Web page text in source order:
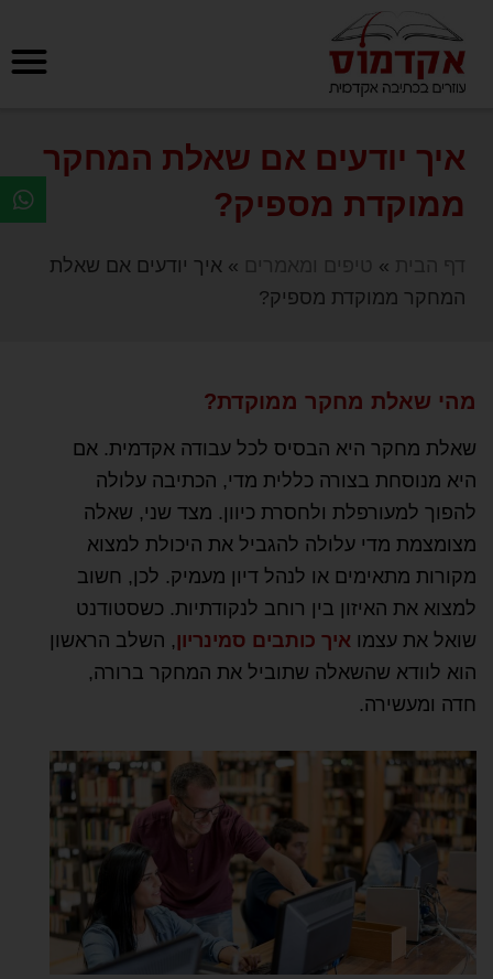
איך יודעים אם שאלת המחקר
ממוקדת מספיק?
»
» איך יודעים אם שאלת
המחקר ממוקדת מספיק?
מהי שאלת מחקר ממוקדת?
שאלת מחקר היא הבסיס לכל עבודה אקדמית. אם
היא מנוסחת בצורה כללית מדי, הכתיבה עלולה
להפוך למעורפלת ולחסרת כיוון. מצד שני, שאלה
מצומצמת מדי עלולה להגביל את היכולת למצוא
מקורות מתאימים או לנהל דיון מעמיק. לכן, חשוב
למצוא את האיזון בין רוחב לנקודתיות. כשסטודנט
שואל את עצמו איך כותבים סמינריון, השלב הראשון
הוא לוודא שהשאלה שתוביל את המחקר ברורה,
חדה ומעשירה.